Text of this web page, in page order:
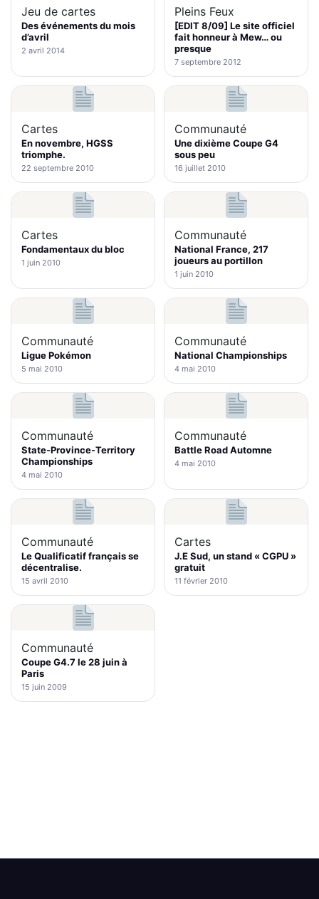
Jeu de cartes
Des événements du mois
d’avril
2 avril 2014
Pleins Feux
[EDIT 8/09] Le site officiel
fait honneur à Mew… ou
presque
7 septembre 2012
Cartes
En novembre, HGSS
triomphe.
22 septembre 2010
Communauté
Une dixième Coupe G4
sous peu
16 juillet 2010
Cartes
Fondamentaux du bloc
1 juin 2010
Communauté
National France, 217
joueurs au portillon
1 juin 2010
Communauté
Ligue Pokémon
5 mai 2010
Communauté
National Championships
4 mai 2010
Communauté
State-Province-Territory
Championships
4 mai 2010
Communauté
Battle Road Automne
4 mai 2010
Communauté
Le Qualificatif français se
décentralise.
15 avril 2010
Cartes
J.E Sud, un stand « CGPU »
gratuit
11 février 2010
Communauté
Coupe G4.7 le 28 juin à
Paris
15 juin 2009